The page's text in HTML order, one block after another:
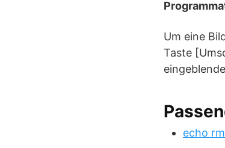
Um eine
Taste
echo